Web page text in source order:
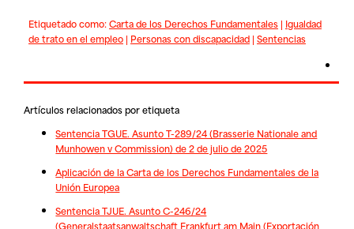
Etiquetado como:Carta de los Derechos Fundamentales| Igualdad
de trato en el empleo| Personas con discapacidad| Sentencias
Artículos relacionados por etiqueta
Sentencia TGUE. Asunto T-289/24 (Brasserie Nationale and
Munhowen v Commission) de 2 de julio de 2025
Aplicación de la Carta de los Derechos Fundamentales de la
Unión Europea
Sentencia TJUE. Asunto C-246/24
(Generalstaatsanwaltschaft Frankfurt am Main (Exportación